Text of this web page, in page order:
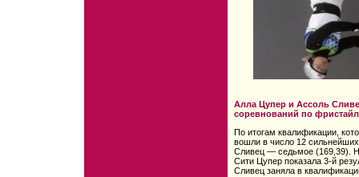
Алла Цупер и Ассоль
соревнований по
По итогам квалификации,
вошли в число 12
Сливец — седьмое (169,39).
Сити Цупер показала 3-й
Сливец заняла в